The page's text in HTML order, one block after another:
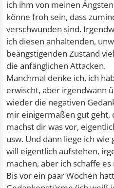
ich ihm von meinen
könne froh sein, dass
verschwunden sind.
ich diesen anhaltenden,
beängstigenden Zustand
die anfänglichen Attacken.
Manchmal denke ich, ich
erwischt, aber irgendwann
wieder die negativen
mir einigermaßen gut geht,
machst dir was vor,
usw. Und dann liege ich
will eigentlich aufstehen,
machen, aber ich schaffe es
Bis vor ein paar Wochen